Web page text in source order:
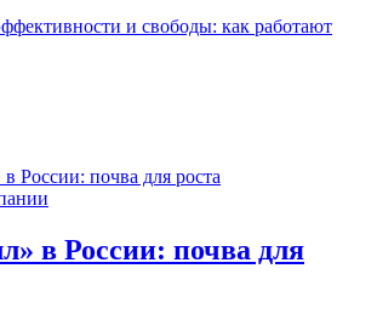
и свободы: как работают
в России: почва для